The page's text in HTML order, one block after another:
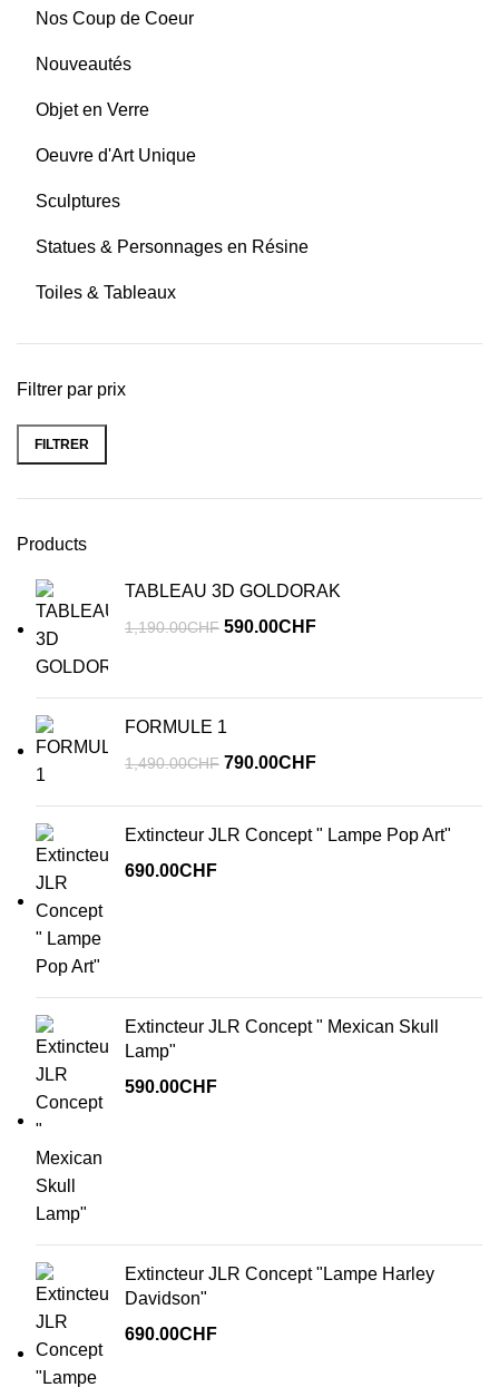
Nos Coup de Coeur
Nouveautés
Objet en Verre
Oeuvre d'Art Unique
Sculptures
Statues & Personnages en Résine
Toiles & Tableaux
Filtrer par prix
Prix
Prix
FILTRER
Products
TABLEAU 3D GOLDORAK
1,190.00CHF Le
1,190.00CHF.
590.00CHFLe
FORMULE 1
1,490.00CHF Le
était :
790.00CHFLe
est :
Extincteur JLR Concept " Lampe Pop Art"
690.00CHF
Extincteur JLR Concept " Mexican Skull
Lamp"
590.00CHF
Extincteur JLR Concept "Lampe Harley
Davidson"
690.00CHF